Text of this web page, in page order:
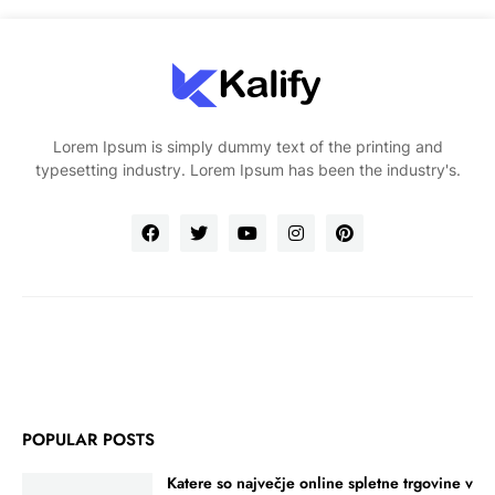
Lorem Ipsum is simply dummy text of the printing and
typesetting industry. Lorem Ipsum has been the industry's.
POPULAR POSTS
Katere so največje online spletne trgovine v